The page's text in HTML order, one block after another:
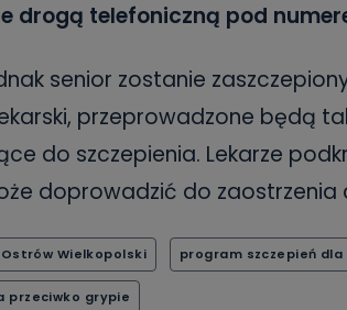
drogą telefoniczną pod
senior zostanie
przeprowadzone będą
do szczepienia. Lekarze
doprowadzić do zaostrzenia
Ostrów Wielkopolski program szczepień
przeciwko grypie